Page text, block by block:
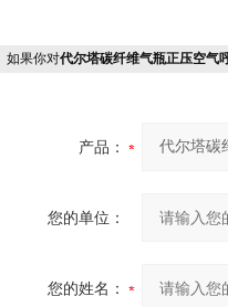
如果你对代尔塔碳纤维气瓶正压空气
产品：
您的单位：
您的姓名：